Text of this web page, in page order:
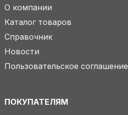
О компании
Каталог товаров
Справочник
Новости
Пользовательское соглашение
ПОКУПАТЕЛЯМ